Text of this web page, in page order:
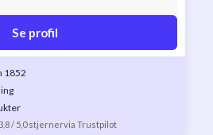
Se profil
1852
3,8 / 5,0 stjernervia Trustpilot